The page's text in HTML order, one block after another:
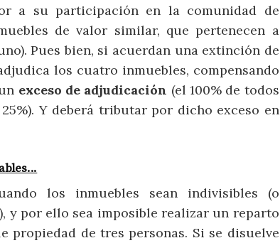
a su participación en la comunidad de
de valor similar, que pertenecen a
Pues bien, si acuerdan una extinción de
los cuatro inmuebles, compensando
exceso de adjudicación (el 100% de todos
Y deberá tributar por dicho exceso en
los inmuebles sean indivisibles (o
y por ello sea imposible realizar un reparto
propiedad de tres personas. Si se disuelve